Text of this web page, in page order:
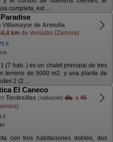
completa, est ...
Villamayor de Armuña
km de Venialbo (Zamora)
€
(7 hab. ) es un chalet principal de tres
terreno de 5000 m2. y una planta de
2 (2 ...
El Caneco
Tordesillas (Valladolid) a 46
€
con tres habitaciones dobles, dos